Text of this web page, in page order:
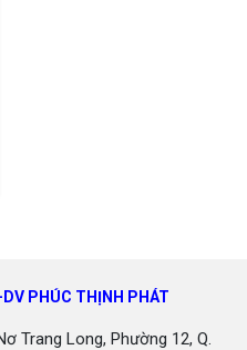
PHÚC THỊNH PHÁT
Trang Long, Phường 12, Q.